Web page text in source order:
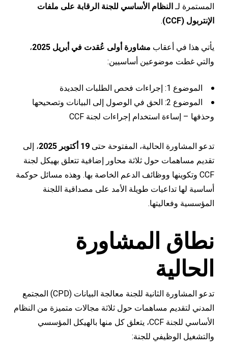
المستمرة لـالنظام الأساسي للجنة الرقابة على ملفات
الإنتربول (CCF)
.
يأتي هذا في أعقاب مشاورة أولى عُقدت في أبريل 2025
،
والتي غطت موضوعين أساسيين:
الموضوع 1: إجراءات فحص الطلبات الجديدة
الموضوع 2: الحق في الوصول إلى البيانات وتصحيحها
وحذفها – إساءة استخدام إجراءات لجنة CCF
تدعو المشاورة الحالية، المفتوحة حتى 19 أكتوبر 2025
، إلى
تقديم مساهمات حول ثلاثة محاور إضافية تتعلق بهيكل لجنة
CCF وتكوينها ووظائف الدعم الخاصة بها. وهذه مسائل حوكمة
أساسية لها تداعيات طويلة الأمد على مصداقية اللجنة
المؤسسية وفعاليتها.
نطاق المشاورة
الحالية
تدعو المشاورة الثانية للجنة معالجة البيانات (CPD) المجتمع
المدني لتقديم مساهمات حول ثلاثة مجالات متميزة من النظام
الأساسي للجنة CCF، يتعلق كل منها بالهيكل المؤسسي
والتشغيل الوظيفي للجنة: